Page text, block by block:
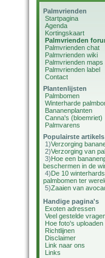
Palmvrienden
Startpagina
Agenda
Kortingskaart
Palmvrienden
Palmvrienden chat
Palmvrienden wiki
Palmvrienden maps
Palmvrienden label
Contact
Plantenlijsten
Palmbomen
Winterharde
Bananenplanten
Canna's (bloemriet)
Palmvarens
Populairste artikels
1)Verzorging
2)Verzorging van
3)Hoe een
beschermen in de
4)De 10
palmbomen ter
5)Zaaien van
Handige pagina's
Exoten adressen
Veel gestelde
Hoe foto's uploaden
Richtlijnen
Disclaimer
Link naar ons
Links